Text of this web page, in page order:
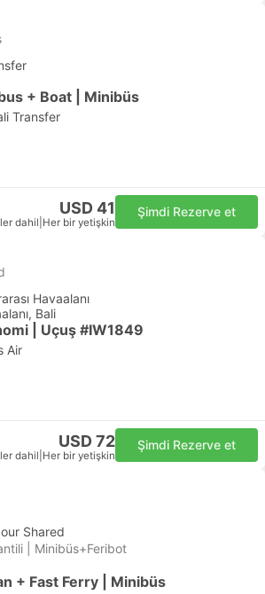
+ Boat | Minibüs
Transfer
USD 41
dahil Her bir yetişkin
Şimdi Rezerve et
Havaalanı
Bali
| Uçuş #IW1849
Air
USD 72
dahil Her bir yetişkin
Şimdi Rezerve et
Shared
| Minibüs+Feribot
+ Fast Ferry | Minibüs